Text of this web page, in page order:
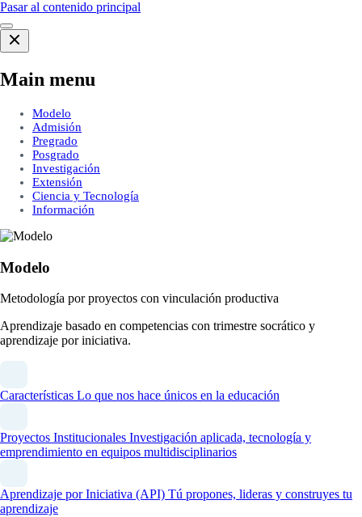
Pasar al contenido principal
Main menu
Modelo
Admisión
Pregrado
Posgrado
Investigación
Extensión
Ciencia y Tecnología
Información
Modelo
Metodología por proyectos con vinculación productiva
Aprendizaje basado en competencias con trimestre socrático y
aprendizaje por iniciativa.
Características Lo que nos hace únicos en la educación
Proyectos Institucionales Investigación aplicada, tecnología y
emprendimiento en equipos multidisciplinarios
Aprendizaje por Iniciativa (API) Tú propones, lideras y construyes tu
aprendizaje